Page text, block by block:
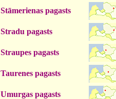
Stāmerienas pagasts
Stradu pagasts
Straupes pagasts
Taurenes pagasts
Umurgas pagasts